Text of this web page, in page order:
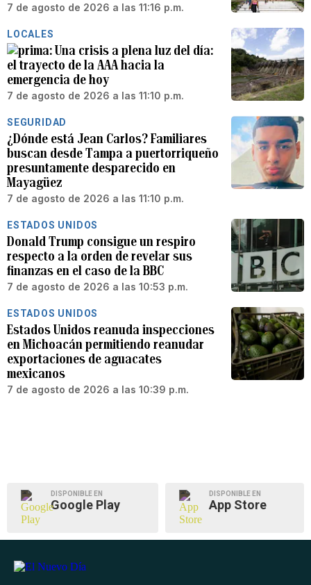
7 de agosto de 2026 a las 11:16 p.m.
LOCALES
Una crisis a plena luz del día:
el trayecto de la AAA hacia la
emergencia de hoy
7 de agosto de 2026 a las 11:10 p.m.
SEGURIDAD
¿Dónde está Jean Carlos? Familiares
buscan desde Tampa a puertorriqueño
presuntamente desparecido en
Mayagüez
7 de agosto de 2026 a las 11:10 p.m.
ESTADOS UNIDOS
Donald Trump consigue un respiro
respecto a la orden de revelar sus
finanzas en el caso de la BBC
7 de agosto de 2026 a las 10:53 p.m.
ESTADOS UNIDOS
Estados Unidos reanuda inspecciones
en Michoacán permitiendo reanudar
exportaciones de aguacates
mexicanos
7 de agosto de 2026 a las 10:39 p.m.
DISPONIBLE EN
Google Play
DISPONIBLE EN
App Store